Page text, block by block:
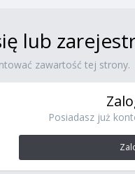
lub
zawartość tej strony.
Posiadasz już